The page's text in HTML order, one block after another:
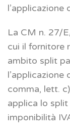
l’applicazione
La CM n. 27/
cui il fornitore
ambito split
l’applicazione
comma, lett.
applica lo
imponibilità